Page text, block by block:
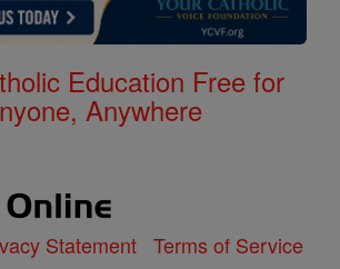
Education Free for
Anywhere
Statement Terms of Service